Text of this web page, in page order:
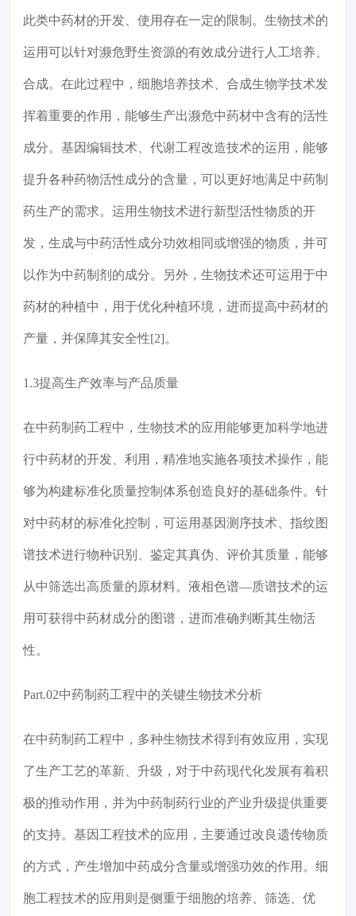
此类中药材的开发、使用存在一定的限制。生物技术的
运用可以针对濒危野生资源的有效成分进行人工培养、
合成。在此过程中，细胞培养技术、合成生物学技术发
挥着重要的作用，能够生产出濒危中药材中含有的活性
成分。基因编辑技术、代谢工程改造技术的运用，能够
提升各种药物活性成分的含量，可以更好地满足中药制
药生产的需求。运用生物技术进行新型活性物质的开
发，生成与中药活性成分功效相同或增强的物质，并可
以作为中药制剂的成分。另外，生物技术还可运用于中
药材的种植中，用于优化种植环境，进而提高中药材的
产量，并保障其安全性[2]。
1.3提高生产效率与产品质量
在中药制药工程中，生物技术的应用能够更加科学地进
行中药材的开发、利用，精准地实施各项技术操作，能
够为构建标准化质量控制体系创造良好的基础条件。针
对中药材的标准化控制，可运用基因测序技术、指纹图
谱技术进行物种识别、鉴定其真伪、评价其质量，能够
从中筛选出高质量的原材料。液相色谱—质谱技术的运
用可获得中药材成分的图谱，进而准确判断其生物活
性。
Part.02中药制药工程中的关键生物技术分析
在中药制药工程中，多种生物技术得到有效应用，实现
了生产工艺的革新、升级，对于中药现代化发展有着积
极的推动作用，并为中药制药行业的产业升级提供重要
的支持。基因工程技术的应用，主要通过改良遗传物质
的方式，产生增加中药成分含量或增强功效的作用。细
胞工程技术的应用则是侧重于细胞的培养、筛选、优